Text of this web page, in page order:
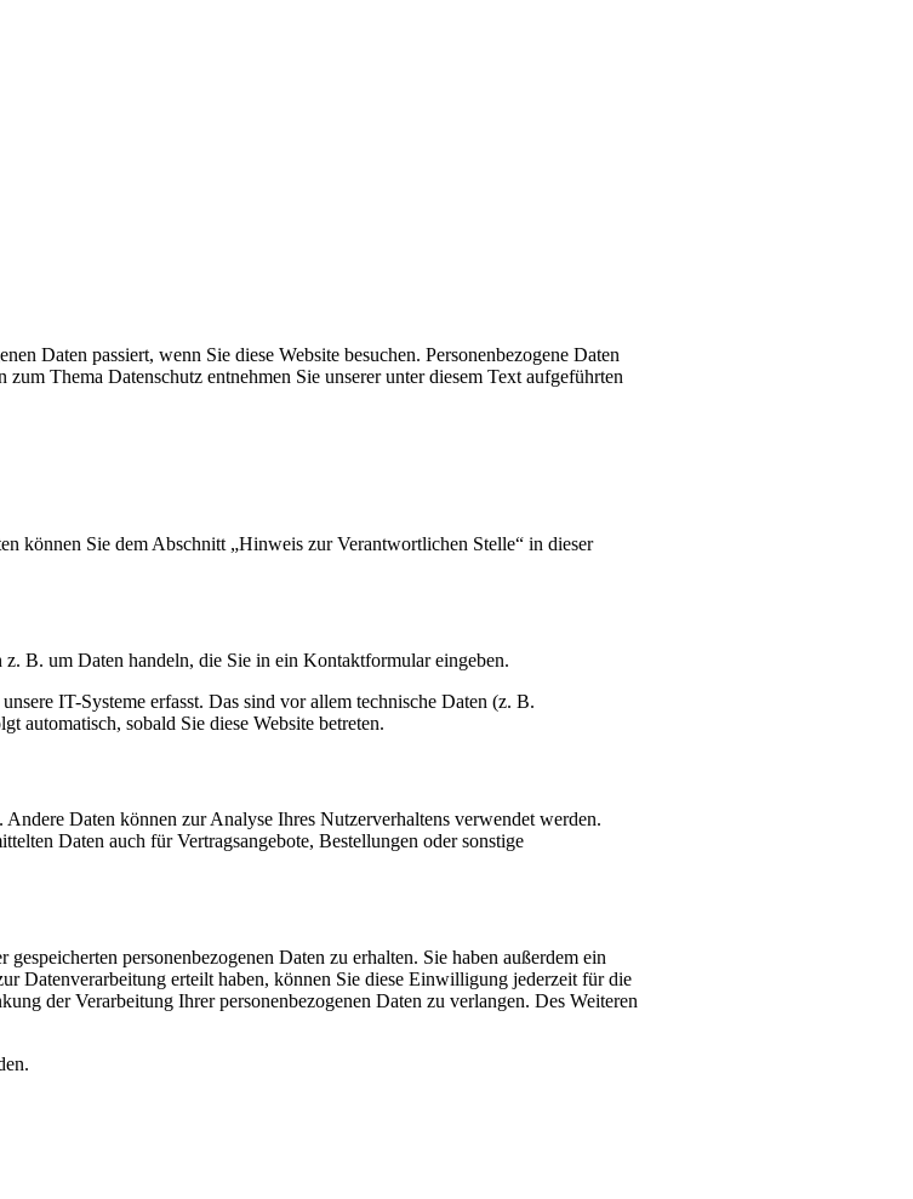
Daten passiert, wenn Sie diese Website besuchen. Personenbezogene Daten
Thema Datenschutz entnehmen Sie unserer unter diesem Text aufgeführten
können Sie dem Abschnitt „Hinweis zur Verantwortlichen Stelle“ in dieser
B. um Daten handeln, die Sie in ein Kontaktformular eingeben.
IT-Systeme erfasst. Das sind vor allem technische Daten (z. B.
automatisch, sobald Sie diese Website betreten.
Daten können zur Analyse Ihres Nutzerverhaltens verwendet werden.
Daten auch für Vertragsangebote, Bestellungen oder sonstige
personenbezogenen Daten zu erhalten. Sie haben außerdem ein
Datenverarbeitung erteilt haben, können Sie diese Einwilligung jederzeit für die
der Verarbeitung Ihrer personenbezogenen Daten zu verlangen. Des Weiteren